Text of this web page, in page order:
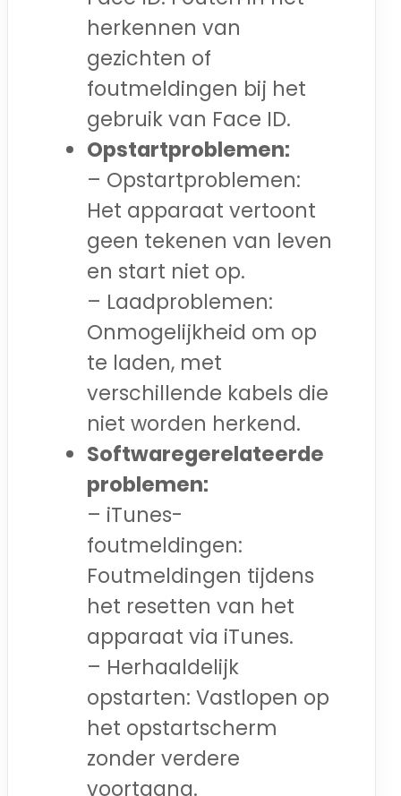
herkennen van
gezichten of
foutmeldingen bij het
gebruik van Face ID.
Opstartproblemen:
– Opstartproblemen:
Het apparaat vertoont
geen tekenen van leven
en start niet op.
– Laadproblemen:
Onmogelijkheid om op
te laden, met
verschillende kabels die
niet worden herkend.
Softwaregerelateerde
problemen:
– iTunes-
foutmeldingen:
Foutmeldingen tijdens
het resetten van het
apparaat via iTunes.
– Herhaaldelijk
opstarten: Vastlopen op
het opstartscherm
zonder verdere
voortgang.